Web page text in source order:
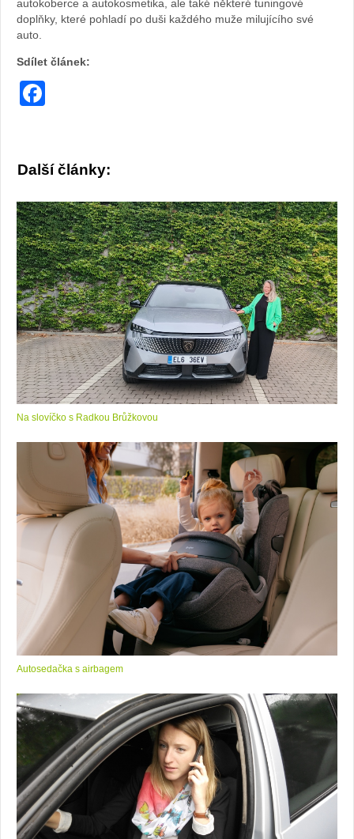
autokoberce a autokosmetika, ale také některé tuningové
doplňky, které pohladí po duši každého muže milujícího své
auto.
Sdílet článek:
Další články:
Na slovíčko s Radkou Brůžkovou
Autosedačka s airbagem